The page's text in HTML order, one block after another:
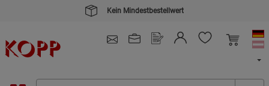
Kauf auf Rechnung